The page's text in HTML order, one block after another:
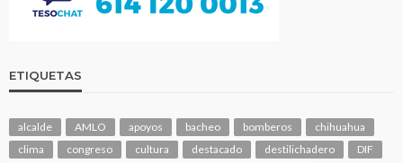
ETIQUETAS
alcalde AMLO apoyos bacheo bomberos
chihuahua
clima
congreso cultura destacado destilichadero
DIF